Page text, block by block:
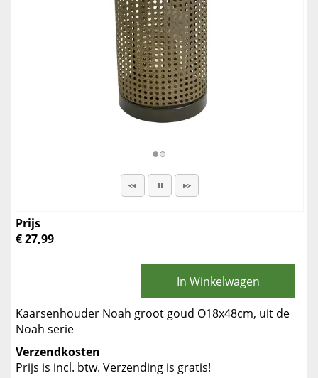
Prijs
€ 27,99
In Winkelwagen
Kaarsenhouder Noah groot goud O18x48cm, uit de
Noah serie
Verzendkosten
Prijs is incl. btw. Verzending is gratis!